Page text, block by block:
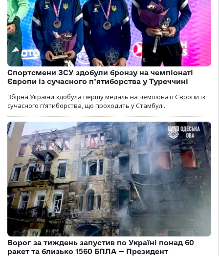
Спортсмени ЗСУ здобули бронзу на чемпіонаті
Європи із сучасного п’ятиборства у Туреччині
Збірна України здобула першу медаль на чемпіонаті Європи із
сучасного п’ятиборства, що проходить у Стамбулі.
Ворог за тиждень запустив по Україні понад 60
ракет та близько 1560 БПЛА — Президент